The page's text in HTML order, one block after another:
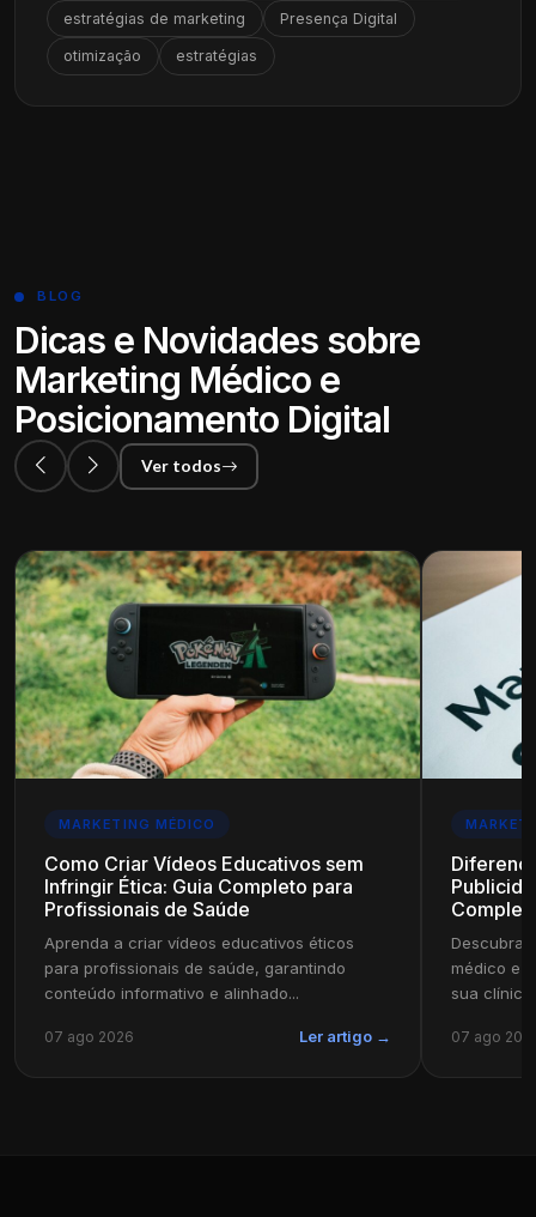
estratégias de marketing Presença Digital
otimização estratégias
BLOG
Dicas e Novidades sobre
Marketing Médico e
Posicionamento Digital
Ver todos
MARKETING MÉDICO
Como Criar Vídeos Educativos sem
Infringir Ética: Guia Completo para
Profissionais de Saúde
Aprenda a criar vídeos educativos éticos
para profissionais de saúde, garantindo
conteúdo informativo e alinhado...
07 ago 2026 Ler artigo →
Descubra
médico e
sua clínica
07 ago